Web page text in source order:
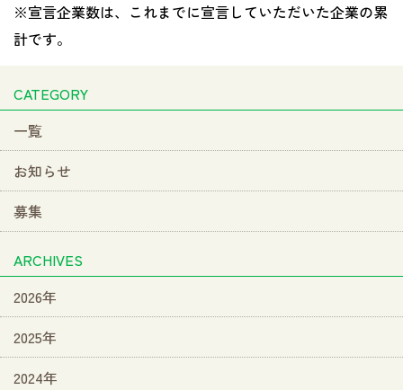
※宣言企業数は、これまでに宣言していただいた企業の累
計です。
CATEGORY
一覧
お知らせ
募集
ARCHIVES
2026年
2025年
2024年